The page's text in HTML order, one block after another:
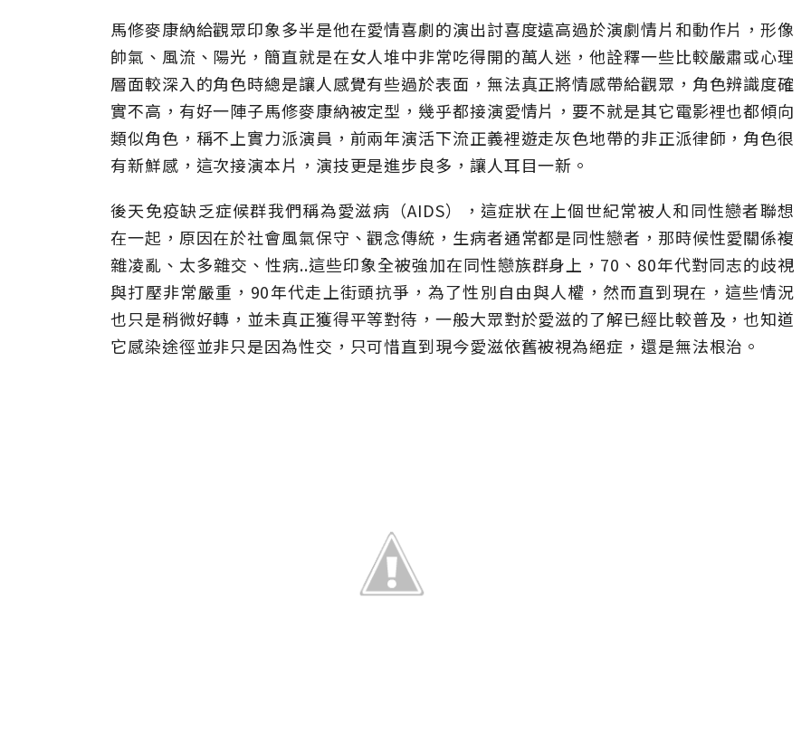
馬修麥康納給觀眾印象多半是他在愛情喜劇的演出討喜度遠高過於演劇情片和動作片，形像
帥氣、風流、陽光，簡直就是在女人堆中非常吃得開的萬人迷，他詮釋一些比較嚴肅或心理
層面較深入的角色時總是讓人感覺有些過於表面，無法真正將情感帶給觀眾，角色辨識度確
實不高，有好一陣子馬修麥康納被定型，幾乎都接演愛情片，要不就是其它電影裡也都傾向
類似角色，稱不上實力派演員，前兩年演活下流正義裡遊走灰色地帶的非正派律師，角色很
有新鮮感，這次接演本片，演技更是進步良多，讓人耳目一新。
後天免疫缺乏症候群我們稱為愛滋病（AIDS），這症狀在上個世紀常被人和同性戀者聯想
在一起，原因在於社會風氣保守、觀念傳統，生病者通常都是同性戀者，那時候性愛關係複
雜凌亂、太多雜交、性病..這些印象全被強加在同性戀族群身上，70、80年代對同志的歧視
與打壓非常嚴重，90年代走上街頭抗爭，為了性別自由與人權，然而直到現在，這些情況
也只是稍微好轉，並未真正獲得平等對待，一般大眾對於愛滋的了解已經比較普及，也知道
它感染途徑並非只是因為性交，只可惜直到現今愛滋依舊被視為絕症，還是無法根治。